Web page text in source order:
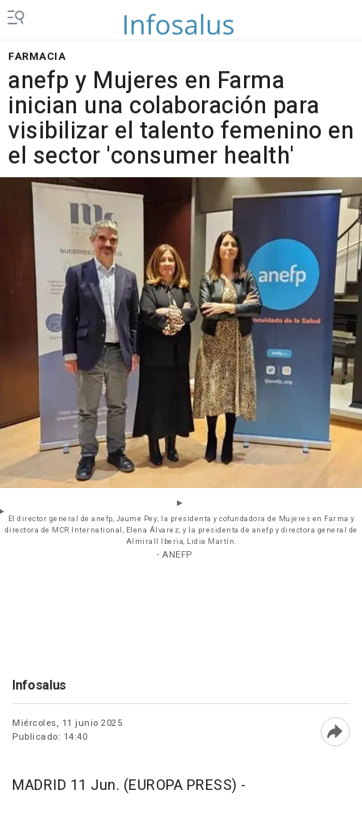
FARMACIA
anefp y Mujeres en Farma
inician una colaboración para
visibilizar el talento femenino en
el sector 'consumer health'
El director general de anefp, Jaume Pey; la presidenta y cofundadora de Mujeres en Farma y
directora de MCR International, Elena Álvarez; y la presidenta de anefp y directora general de
Almirall Iberia, Lidia Martín.
- ANEFP
Infosalus
Miércoles, 11 junio 2025
Publicado: 14:40
MADRID 11 Jun. (EUROPA PRESS) -